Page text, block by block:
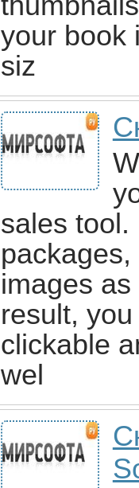
your book
siz
sales tool.
images
result,
clickable
wel